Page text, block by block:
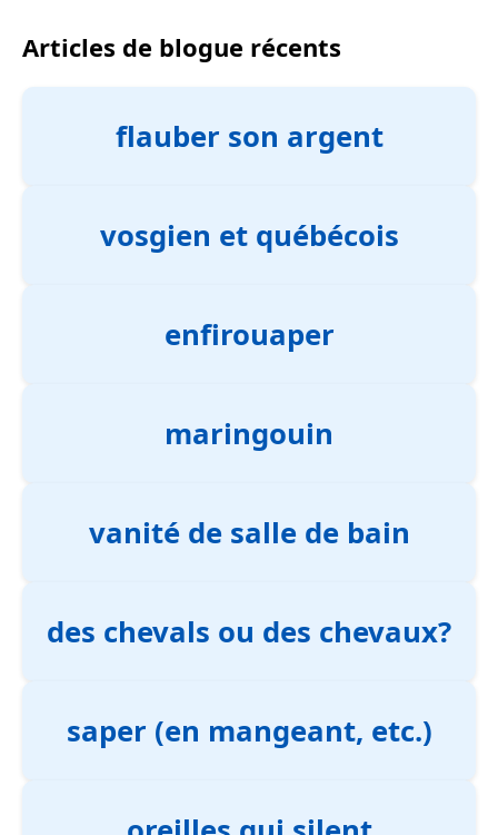
Articles de blogue récents
flauber son argent
vosgien et québécois
enfirouaper
maringouin
vanité de salle de bain
des chevals ou des chevaux?
saper (en mangeant, etc.)